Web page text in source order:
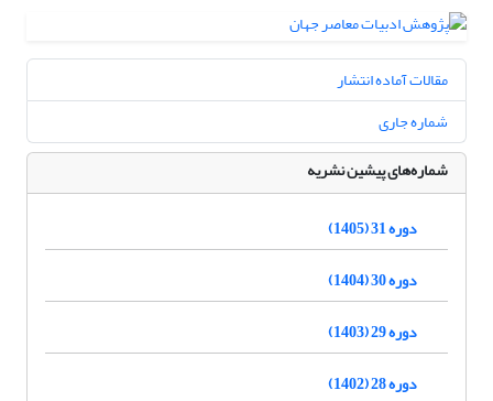
مقالات آماده انتشار
شماره جاری
شماره‌های پیشین نشریه
دوره 31 (1405)
دوره 30 (1404)
دوره 29 (1403)
دوره 28 (1402)